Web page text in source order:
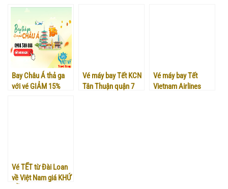
cuối tuần của
Bay Châu Á thả ga
với vé GIẢM 15%
Vé máy bay Tết KCN
Tân Thuận quận 7
Vé máy bay Tết
Vietnam Airlines
Vé TẾT từ Đài Loan
về Việt Nam giá KHỨ